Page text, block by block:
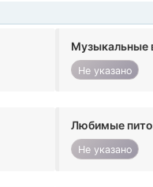
Музыкальные
Не указано
Любимые
Не указано